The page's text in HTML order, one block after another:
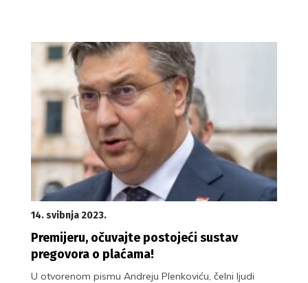
14. svibnja 2023.
Premijeru, očuvajte postojeći sustav
pregovora o plaćama!
U otvorenom pismu Andreju Plenkoviću, čelni ljudi